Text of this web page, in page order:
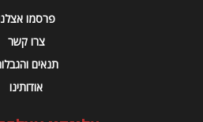
פרסמו
צרו קשר
תנאים
אודותינו